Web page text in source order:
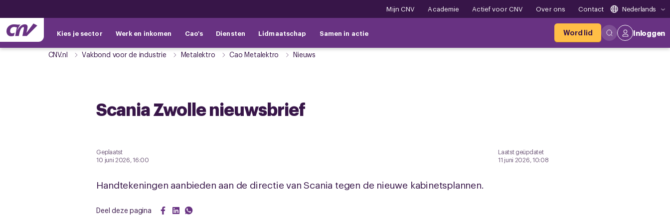
Mijn CNV Academie Actief voor CNV Over ons Contact Nederlands
Kies je sector Werk en inkomen Cao's Diensten Lidmaatschap Samen in actie Word lid Inloggen
CNV.nl Vakbond voor de industrie Metalektro Cao Metalektro Nieuws
Scania Zwolle nieuwsbrief
Geplaatst
10 juni 2026, 16:00
Laatst geüpdatet
11 juni 2026, 10:08
Handtekeningen aanbieden aan de directie van Scania tegen de nieuwe kabinetsplannen.
Deel deze pagina